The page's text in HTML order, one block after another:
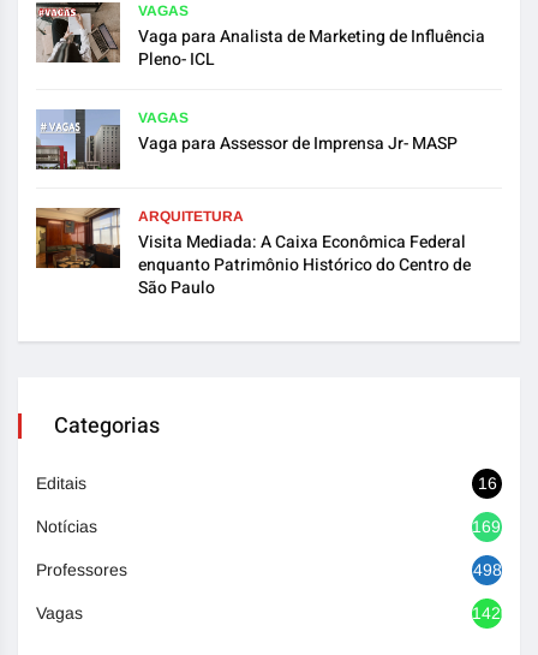
VAGAS
Vaga para Analista de Marketing de Influência
Pleno- ICL
VAGAS
Vaga para Assessor de Imprensa Jr- MASP
ARQUITETURA
Visita Mediada: A Caixa Econômica Federal
enquanto Patrimônio Histórico do Centro de
São Paulo
Categorias
Editais 16
Notícias 1692
Professores 498
Vagas 1420